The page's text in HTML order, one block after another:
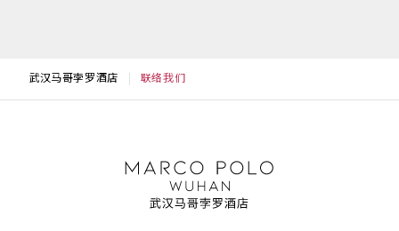
武汉马哥孛罗酒店 联络我们